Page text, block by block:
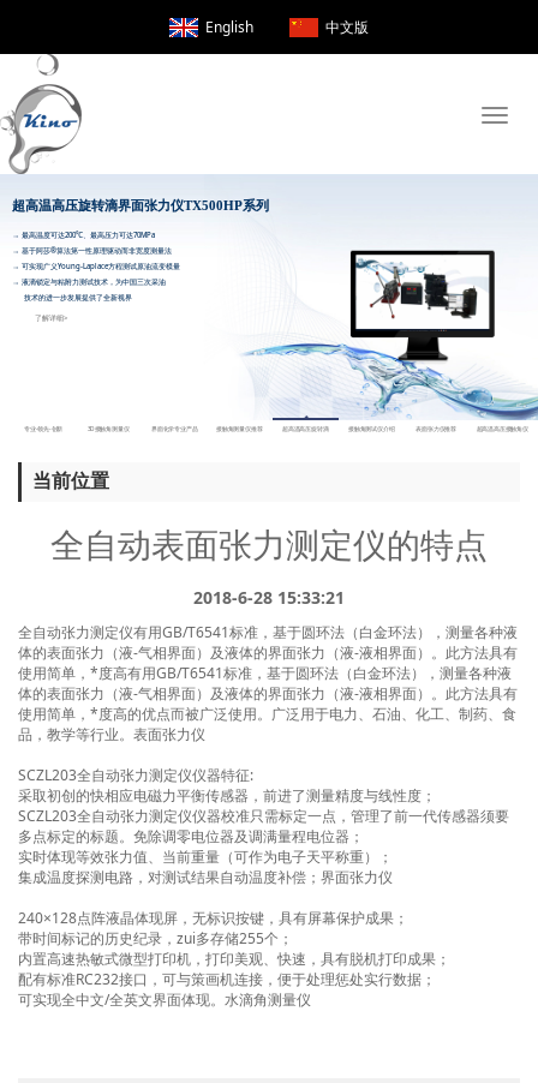
English 中文版
Toggle
超高温高压旋转滴界面张力仪
→ 最高温度可达200℃、最高压力可达70MPa
→ 液滴锁定与粘附力测试技术，为中国三次采油
技术的进一步发展提供了全新视界
了解详细>
专业-领先-创新 3D接触角测量仪 界面化学专业产品
当前位置
全自动表面张力测定仪的特点
2018-6-28 15:33:21
全自动张力测定仪有用GB/T6541标准，基于圆环法（白金环法），测量各种液
体的表面张力（液-气相界面）及液体的界面张力（液-液相界面）。此方法具有
使用简单，*度高有用GB/T6541标准，基于圆环法（白金环法），测量各种液
体的表面张力（液-气相界面）及液体的界面张力（液-液相界面）。此方法具有
使用简单，*度高的优点而被广泛使用。广泛用于电力、石油、化工、制药、食
品，教学等行业。 表面张力仪
SCZL203全自动张力测定仪仪器特征:
采取初创的快相应电磁力平衡传感器，前进了测量精度与线性度；
SCZL203全自动张力测定仪仪器校准只需标定一点，管理了前一代传感器须要
多点标定的标题。免除调零电位器及调满量程电位器；
实时体现等效张力值、当前重量（可作为电子天平称重）；
集成温度探测电路，对测试结果自动温度补偿； 界面张力仪
240×128点阵液晶体现屏，无标识按键，具有屏幕保护成果；
带时间标记的历史纪录，zui多存储255个；
内置高速热敏式微型打印机，打印美观、快速，具有脱机打印成果；
配有标准RC232接口，可与策画机连接，便于处理惩处实行数据；
可实现全中文/全英文界面体现。 水滴角测量仪